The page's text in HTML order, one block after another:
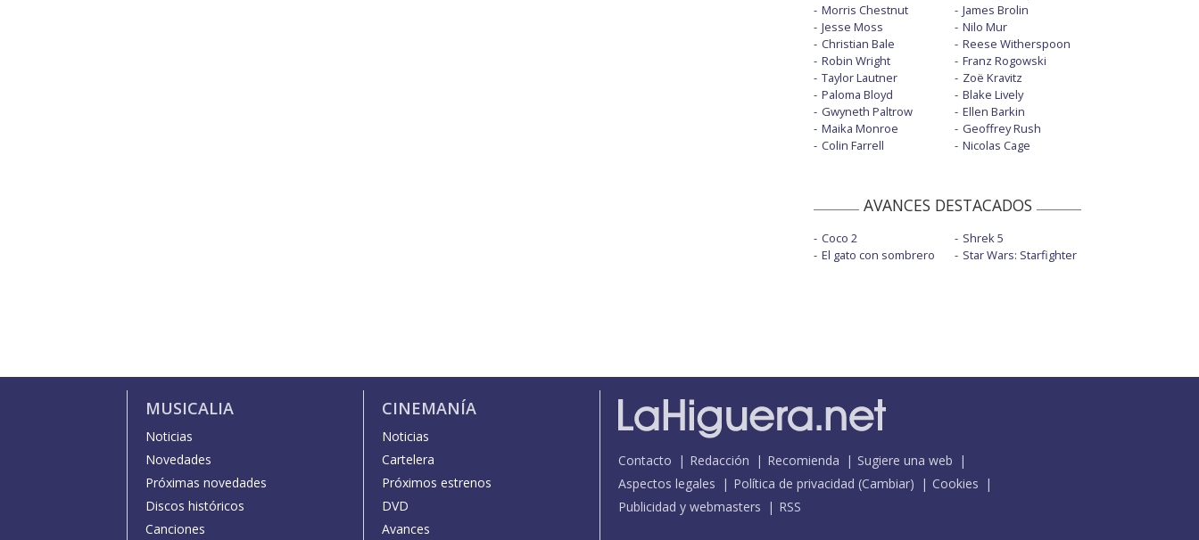
Morris Chestnut
Jesse Moss
Christian Bale
Robin Wright
Taylor Lautner
Paloma Bloyd
Gwyneth Paltrow
Maika Monroe
Colin Farrell
James Brolin
Nilo Mur
Reese Witherspoon
Franz Rogowski
Zoë Kravitz
Blake Lively
Ellen Barkin
Geoffrey Rush
Nicolas Cage
AVANCES DESTACADOS
Coco 2
El gato con sombrero
Shrek 5
Star Wars: Starfighter
MUSICALIA
Noticias
Novedades
Próximas novedades
Discos históricos
Canciones
CINEMANÍA
Noticias
Cartelera
Próximos estrenos
DVD
Avances
Contacto Redacción Recomienda
Sugiere una web
Aspectos legales
Política de privacidad (Cambiar)
Cookies
Publicidad y webmasters
RSS